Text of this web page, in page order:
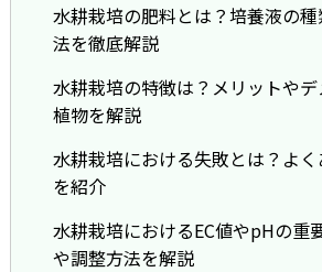
水耕栽培の肥料とは？培養液の
法を徹底解説
水耕栽培の特徴は？メリットや
植物を解説
水耕栽培における失敗とは？よ
を紹介
水耕栽培におけるEC値やpHの重
や調整方法を解説